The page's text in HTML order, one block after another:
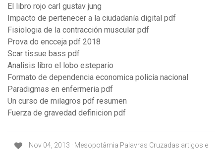
El libro rojo carl gustav jung
Impacto de pertenecer a la ciudadanía digital pdf
Fisiologia de la contracción muscular pdf
Prova do encceja pdf 2018
Scar tissue bass pdf
Analisis libro el lobo estepario
Formato de dependencia economica policia nacional
Paradigmas en enfermeria pdf
Un curso de milagros pdf resumen
Fuerza de gravedad definicion pdf
Nov 04, 2013 · Mesopotâmia Palavras Cruzadas artigos e